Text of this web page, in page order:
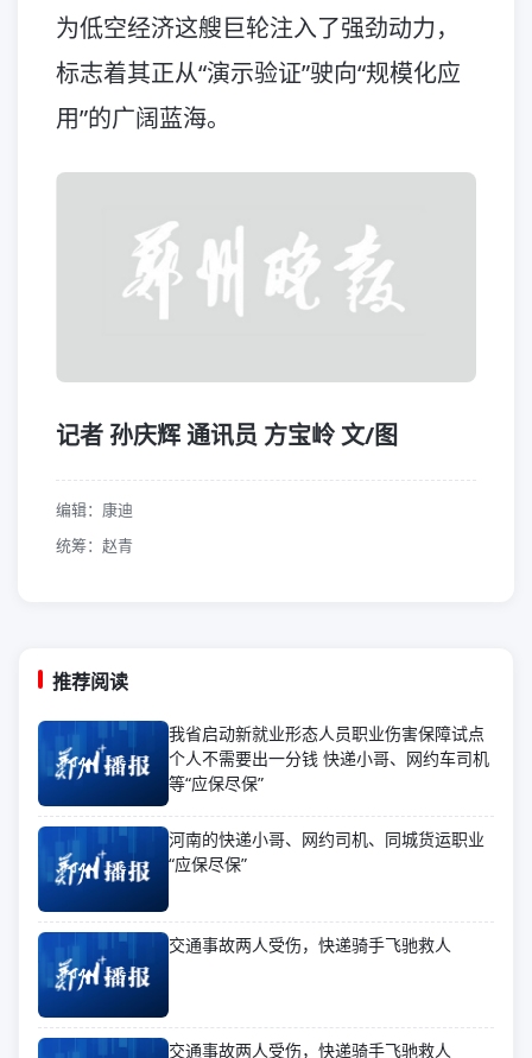
为低空经济这艘巨轮注入了强劲动力，
标志着其正从“演示验证”驶向“规模化应
用”的广阔蓝海。
记者 孙庆辉 通讯员 方宝岭 文/图
编辑：康迪
统筹：赵青
推荐阅读
我省启动新就业形态人员职业伤害保障试点
个人不需要出一分钱 快递小哥、网约车司机
等“应保尽保”
河南的快递小哥、网约司机、同城货运职业
“应保尽保”
交通事故两人受伤，快递骑手飞驰救人
交通事故两人受伤，快递骑手飞驰救人